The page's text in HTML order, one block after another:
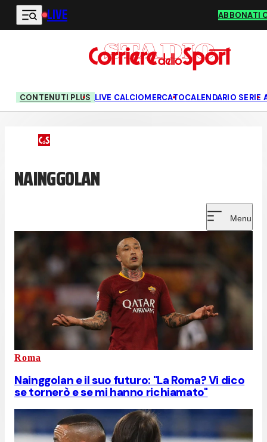
Vai al contenuto principale
LIVE ABBONATI
CONTENUTI PLUS LIVE CALCIOMERCATOCALENDARIO SERIE
NAINGGOLAN
Menu
Roma
Nainggolan e il suo futuro: "La Roma? Vi dico
se tornerò e se mi hanno richiamato"